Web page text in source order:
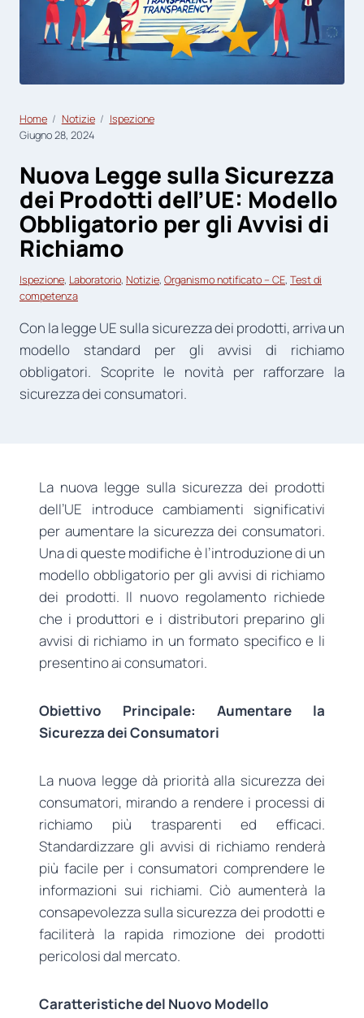
Home Notizie
Ispezione
Giugno 28, 2024
Nuova Legge sulla Sicurezza
dei Prodotti dell’UE: Modello
Obbligatorio per gli Avvisi di
Richiamo
Ispezione, Laboratorio, Notizie, Organismo notificato – CE, Test di
competenza
Con la legge UE sulla sicurezza dei prodotti, arriva un
modello standard per gli avvisi di richiamo
obbligatori. Scoprite le novità per rafforzare la
sicurezza dei consumatori.
La nuova legge sulla sicurezza dei prodotti
dell’UE introduce cambiamenti significativi
per aumentare la sicurezza dei consumatori.
Una di queste modifiche è l’introduzione di un
modello obbligatorio per gli avvisi di richiamo
dei prodotti. Il nuovo regolamento richiede
che i produttori e i distributori preparino gli
avvisi di richiamo in un formato specifico e li
presentino ai consumatori.
Obiettivo Principale: Aumentare la
Sicurezza dei Consumatori
La nuova legge dà priorità alla sicurezza dei
consumatori, mirando a rendere i processi di
richiamo più trasparenti ed efficaci.
Standardizzare gli avvisi di richiamo renderà
più facile per i consumatori comprendere le
informazioni sui richiami. Ciò aumenterà la
consapevolezza sulla sicurezza dei prodotti e
faciliterà la rapida rimozione dei prodotti
pericolosi dal mercato.
Caratteristiche del Nuovo Modello